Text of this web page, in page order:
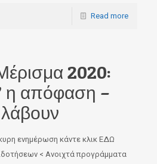
Read more
2020:
η απόφαση –
ενημέρωση κάντε κλικ ΕΔΩ
< Ανοιχτά προγράμματα